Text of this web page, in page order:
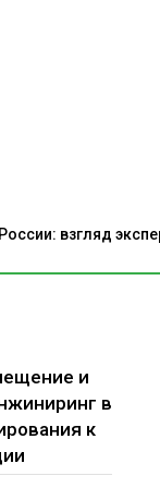
и
в
к
взгляд